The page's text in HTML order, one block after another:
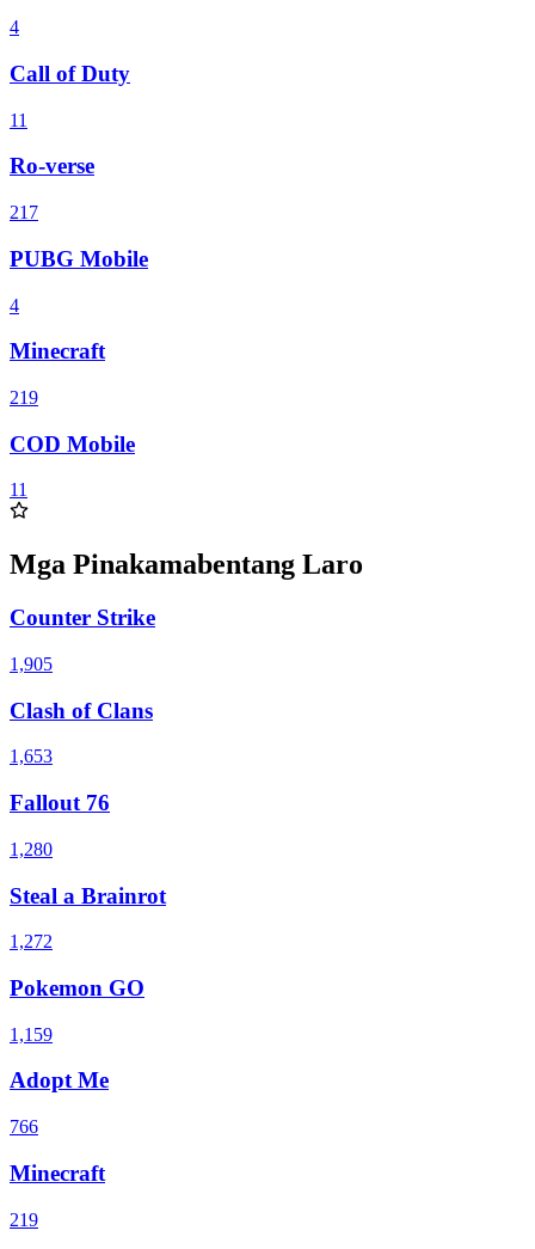
4
Call of Duty
11
Ro-verse
217
PUBG Mobile
4
Minecraft
219
COD Mobile
11
Mga Pinakamabentang Laro
Counter Strike
1,905
Clash of Clans
1,653
Fallout 76
1,280
Steal a Brainrot
1,272
Pokemon GO
1,159
Adopt Me
766
Minecraft
219